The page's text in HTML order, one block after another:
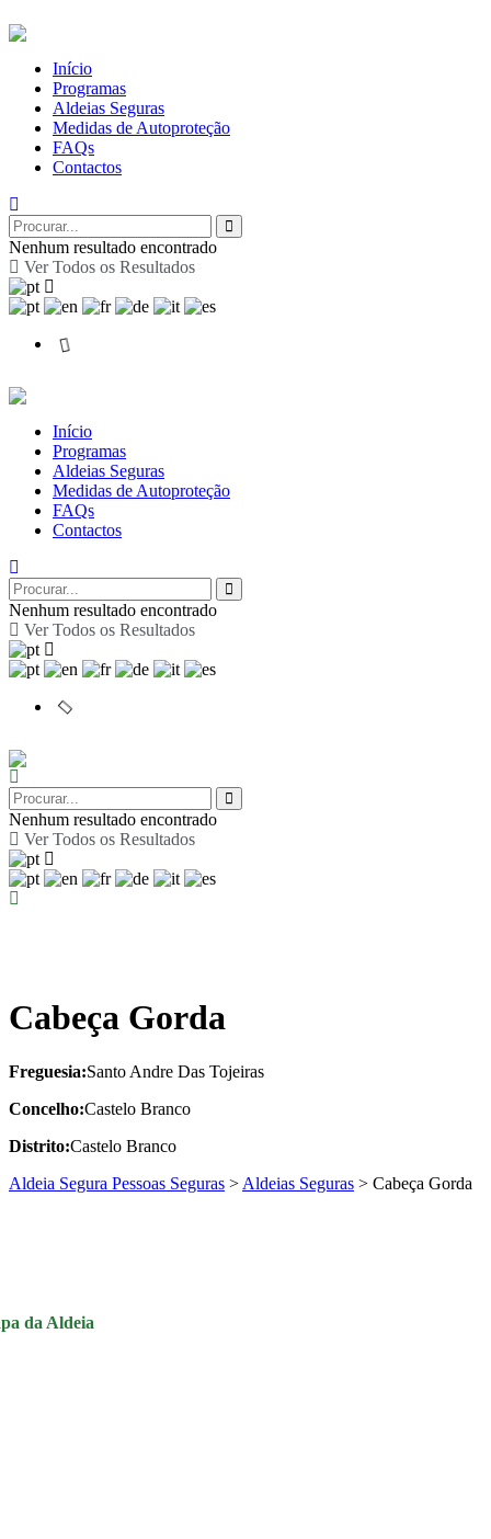
Início
Programas
Aldeias Seguras
Medidas de Autoproteção
FAQs
Contactos
Nenhum resultado encontrado
Ver Todos os Resultados
Início
Programas
Aldeias Seguras
Medidas de Autoproteção
FAQs
Contactos
Nenhum resultado encontrado
Ver Todos os Resultados
Nenhum resultado encontrado
Ver Todos os Resultados
Cabeça Gorda
Freguesia:Santo Andre Das Tojeiras
Concelho:Castelo Branco
Distrito:Castelo Branco
Aldeia Segura Pessoas Seguras > Aldeias Seguras > Cabeça Gorda
da Aldeia